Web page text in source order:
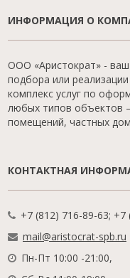
ИНФОРМАЦИЯ О
ООО «Аристократ» -
подбора или
комплекс услуг по
любых типов объектов
помещений, частных
КОНТАКТНАЯ
+7 (812) 716-89-63; +7
mail@aristocrat-spb.ru
Пн-Пт 10:00 -21:00,